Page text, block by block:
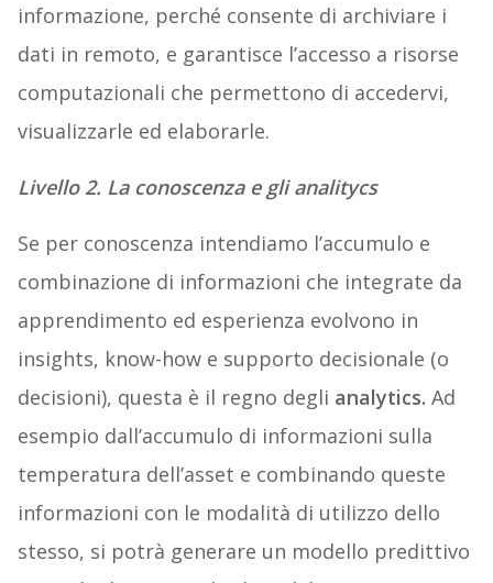
informazione, perché consente di archiviare i
dati in remoto, e garantisce l’accesso a risorse
computazionali che permettono di accedervi,
visualizzarle ed elaborarle.
Livello 2. La conoscenza e gli analitycs
Se per conoscenza intendiamo l’accumulo e
combinazione di informazioni che integrate da
apprendimento ed esperienza evolvono in
insights, know-how e supporto decisionale (o
decisioni), questa è il regno degli analytics. Ad
esempio dall’accumulo di informazioni sulla
temperatura dell’asset e combinando queste
informazioni con le modalità di utilizzo dello
stesso, si potrà generare un modello predittivo